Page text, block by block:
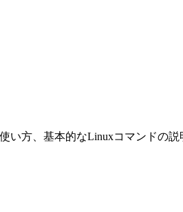
方、基本的なLinuxコマンドの